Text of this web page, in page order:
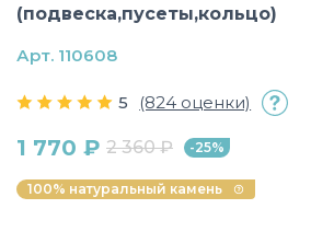
(подвеска,пусеты,кольцо)
5 (824 оценки)
1 770 ₽ 2 360 ₽ -25%
100% натуральный камень
Арт. 110608